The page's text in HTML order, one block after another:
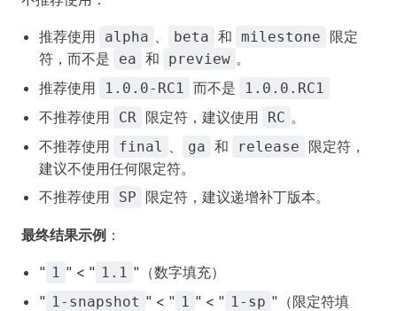
推荐使用 alpha 、 beta 和 milestone
限定
符，而不是
ea 和 preview 。
推荐使用
1.0.0-RC1 而不是 1.0.0.RC1
不推荐使用 CR 限定符，建议使用 RC 。
不推荐使用
final 、 ga 和 release
限定符，
建议不使用任何限定符。
不推荐使用
SP 限定符，建议递增补丁版本。
最终结果示例 ：
" 1 " < " 1.1 "（数字填充）
" 1-snapshot " < " 1 " < " 1-sp "（限定符填